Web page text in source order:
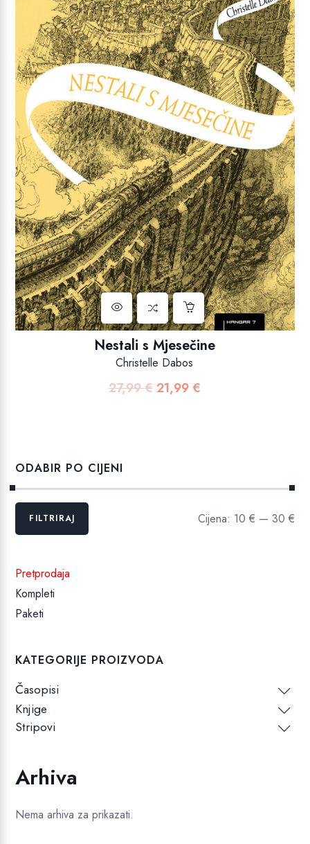
Nestali s Mjesečine
Christelle Dabos
27,99€ Izvorna
21,99 €Trenutna
ODABIR PO CIJENI
Min
MaksFILTRIRAJ Cijena: 10 € — 30 €
Pretprodaja
Kompleti
Paketi
KATEGORIJE PROIZVODA
Časopisi
Knjige
Stripovi
Arhiva
Nema arhiva za prikazati.